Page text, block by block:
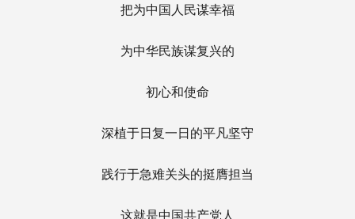
把为中国人民谋幸福
为中华民族谋复兴的
初心和使命
深植于日复一日的平凡坚守
践行于急难关头的挺膺担当
这就是中国共产党人